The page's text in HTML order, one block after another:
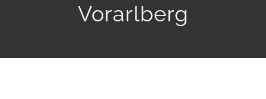
Vorarlberg